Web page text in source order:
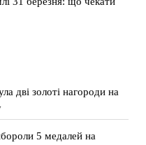
дві золоті нагороди на
5 медалей на